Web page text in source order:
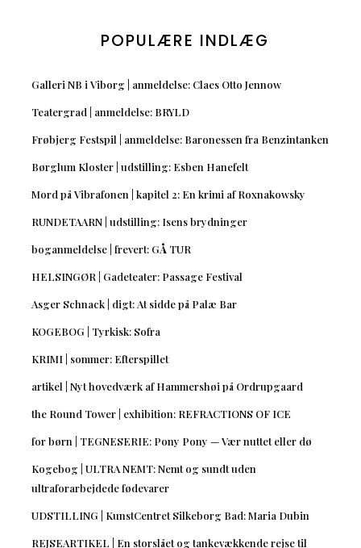
POPULÆRE INDLÆG
Galleri NB i Viborg | anmeldelse: Claes Otto Jennow
Teatergrad | anmeldelse: BRYLD
Frøbjerg Festspil | anmeldelse: Baronessen fra Benzintanken
Børglum Kloster | udstilling: Esben Hanefelt
Mord på Vibrafonen | kapitel 2: En krimi af Roxnakowsky
RUNDETAARN | udstilling: Isens brydninger
boganmeldelse | frevert: GÅ TUR
HELSINGØR | Gadeteater: Passage Festival
Asger Schnack | digt: At sidde på Palæ Bar
KOGEBOG | Tyrkisk: Sofra
KRIMI | sommer: Efterspillet
artikel | Nyt hovedværk af Hammershøi på Ordrupgaard
the Round Tower | exhibition: REFRACTIONS OF ICE
for børn | TEGNESERIE: Pony Pony — Vær nuttet eller dø
Kogebog | ULTRA NEMT: Nemt og sundt uden
ultraforarbejdede fødevarer
UDSTILLING | KunstCentret Silkeborg Bad: Maria Dubin
REJSEARTIKEL | En storslået og tankevækkende rejse til